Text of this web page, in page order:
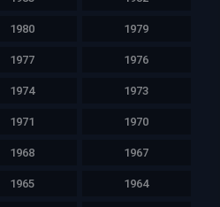
1980 1979
1977 1976
1974 1973
1971 1970
1968 1967
1965 1964